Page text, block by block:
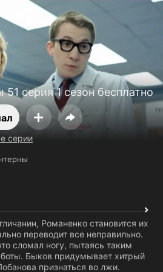
серия 1 сезон бесплатно
серии
Романенко становится их
переводит все неправильно.
сломал ногу, пытаясь таким
Быков придумывает хитрый
признаться во лжи.
92
Открыть приложение